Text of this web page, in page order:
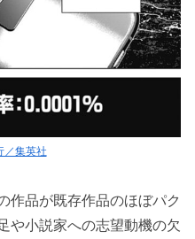
／集英社
作品が既存作品のほぼパク
や小説家への志望動機の欠